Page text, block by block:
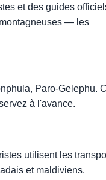
et des guides
— les
Paro-Gelephu.
à l'avance.
utilisent les
et maldiviens.